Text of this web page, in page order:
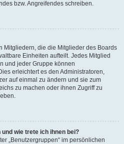
bzw. Angreifendes schreiben.
Mitgliedern, die die Mitglieder des Boards
Einheiten aufteilt. Jedes Mitglied
und jeder Gruppe können
erleichtert es den Administratoren,
auf einmal zu ändern und sie zum
zu machen oder ihnen Zugriff zu
wie trete ich ihnen bei?
„Benutzergruppen“ im persönlichen